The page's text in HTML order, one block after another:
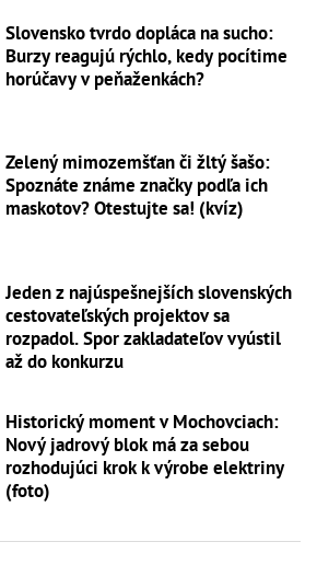
Slovensko tvrdo dopláca na sucho:
Burzy reagujú rýchlo, kedy pocítime
horúčavy v peňaženkách?
Zelený mimozemšťan či žltý šašo:
Spoznáte známe značky podľa ich
maskotov? Otestujte sa! (kvíz)
Jeden z najúspešnejších slovenských
cestovateľských projektov sa
rozpadol. Spor zakladateľov vyústil
až do konkurzu
Historický moment v Mochovciach:
Nový jadrový blok má za sebou
rozhodujúci krok k výrobe elektriny
(foto)